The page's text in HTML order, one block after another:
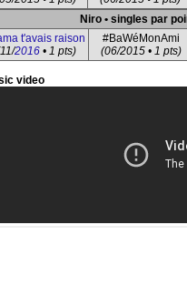
Niro • singles par
t'avais raison
2016• 1 pts)
#BaWéMonAmi
(06/2015 • 1 pts)
video